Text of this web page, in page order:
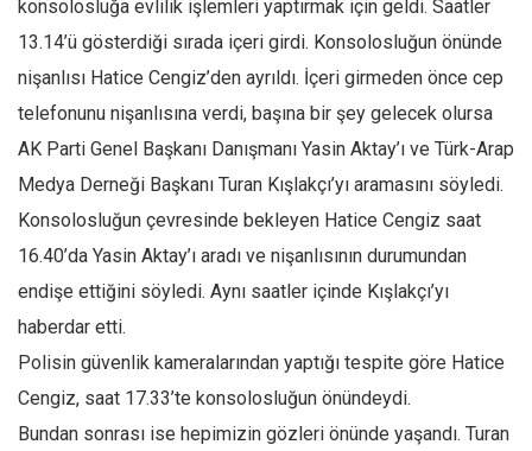
Siyaset
Dünya
Avrupa
Asya
İslam Dünyası
Avustralya
Tarih
Düşünce
Dosyalar
konsolosluğa evlilik işlemleri yaptırmak için geldi. Saatler
13.14’ü gösterdiği sırada içeri girdi. Konsolosluğun önünde
nişanlısı Hatice Cengiz’den ayrıldı. İçeri girmeden önce cep
telefonunu nişanlısına verdi, başına bir şey gelecek olursa
AK Parti Genel Başkanı Danışmanı Yasin Aktay’ı ve Türk-Arap
Medya Derneği Başkanı Turan Kışlakçı’yı aramasını söyledi.
Konsolosluğun çevresinde bekleyen Hatice Cengiz saat
16.40’da Yasin Aktay’ı aradı ve nişanlısının durumundan
endişe ettiğini söyledi. Aynı saatler içinde Kışlakçı’yı
haberdar etti.
Polisin güvenlik kameralarından yaptığı tespite göre Hatice
Cengiz, saat 17.33’te konsolosluğun önündeydi.
Bundan sonrası ise hepimizin gözleri önünde yaşandı. Turan